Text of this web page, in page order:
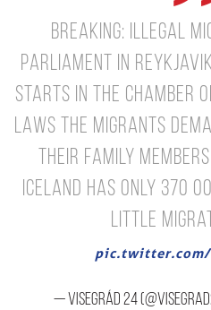
BREAKING: Illegal
parliament in
starts in the chamber
laws
The migrants
their family
Iceland has only 370
little
pic.twitter.com/
— Visegrád 24